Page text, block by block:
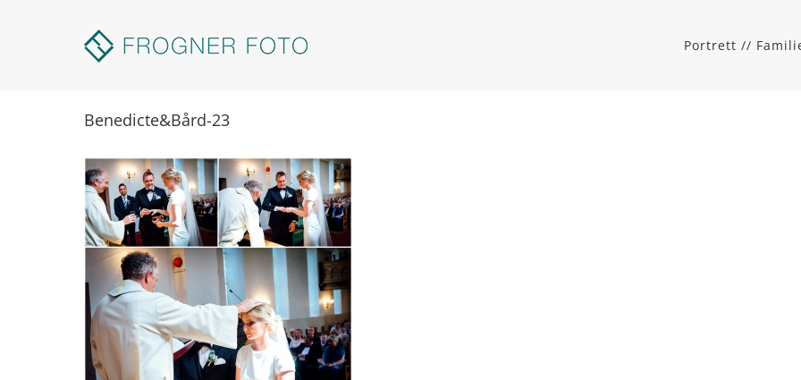
Portrett //
Benedicte&Bård-23